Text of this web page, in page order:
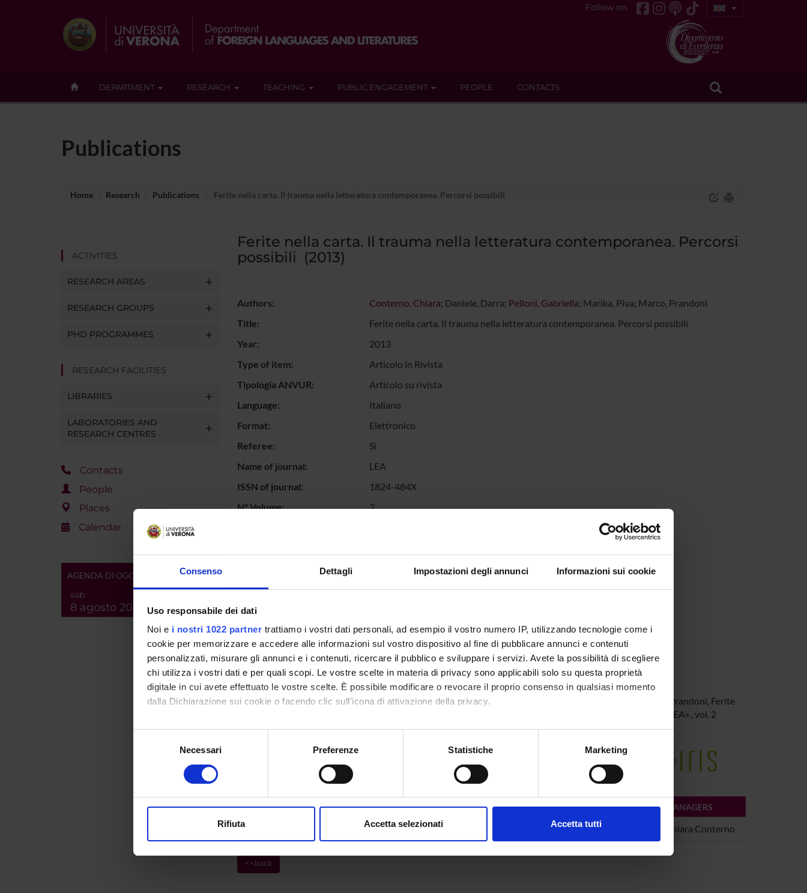
Consenso Dettagli Impostazioni degli annunci Informazioni sui cookie
Uso responsabile dei dati
Noi e i nostri 1022 partner trattiamo i vostri dati personali, ad esempio il vostro numero IP, utilizzando tecnologie come i
cookie per memorizzare e accedere alle informazioni sul vostro dispositivo al fine di pubblicare annunci e contenuti
personalizzati, misurare gli annunci e i contenuti, ricercare il pubblico e sviluppare i servizi. Avete la possibilità di scegliere
chi utilizza i vostri dati e per quali scopi. Le vostre scelte in materia di privacy sono applicabili solo su questa proprietà
digitale in cui avete effettuato le vostre scelte. È possibile modificare o revocare il proprio consenso in qualsiasi momento
dalla Dichiarazione sui cookie o facendo clic sull'icona di attivazione della privacy.
Con il tuo consenso, vorremmo anche:
raccogliere informazioni sulla tua posizione geografica, con un'approssimazione di qualche metro,
digitali).
modificare o ritirare il tuo consenso in qualsiasi momento dalla Dichiarazione sui cookie.
di analisi dei dati web, pubblicità e social media, i quali potrebbero combinarle con altre informazioni che hai fornito loro o
Necessari Preferenze Statistiche Marketing
Rifiuta Accetta selezionati Accetta tutti
Follow on
DEPARTMENT RESEARCH TEACHING PUBLIC ENGAGEMENT PEOPLE CONTACTS
Publications
Home Research Publications Ferite nella carta. Il trauma nella letteratura contemporanea. Percorsi possibili
ACTIVITIES
RESEARCH AREAS
RESEARCH GROUPS
PHD PROGRAMMES
RESEARCH FACILITIES
LIBRARIES
LABORATORIES AND
RESEARCH CENTRES
Contacts
People
Places
Calendar
AGENDA DI OGGI
sab
8 agosto 2026
Ferite nella carta. Il trauma nella letteratura contemporanea. Percorsi
possibili (2013)
Authors: Conterno, Chiara; Daniele, Darra; Pelloni, Gabriella; Marika, Piva; Marco, Prandoni
Title:
Ferite nella carta. Il trauma nella letteratura contemporanea. Percorsi possibili
Year:
2013
Type of item:
Articolo in Rivista
Tipologia ANVUR:
Articolo su rivista
Language:
Italiano
Format:
Elettronico
Referee:
Sì
Name of journal:
LEA
ISSN of journal:
1824-484X
N° Volume:
2
Short description of
riflessioni sui trauma studies
Handle IRIS:
11562/737971
Deposited On:
June 9, 2014
Last Modified:
November 14, 2022
Bibliographic citation:
Conterno, Chiara; Daniele, Darra; ; Marika, Piva; Marco, Prandoni, Ferite
«LEA» , vol. 2
,2013,pp. 219-230
Consulta la scheda completa presente nel repository istituzionale della Ricerca di Ateneo
TITLE
DEPARTMENT MANAGERS
Letteratura transculturale tra Russia e Germania Department Lingue e Letterature Straniere Chiara Conterno
<<back